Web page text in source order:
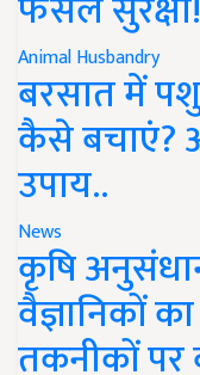
Animal Husbandry
बरसात में
कैसे बचाएं?
उपाय..
News
कृषि
वैज्ञानिकों
तकनीकों पर